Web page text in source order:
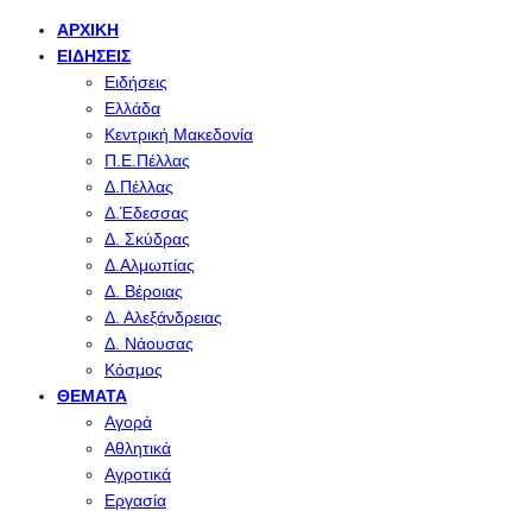
ΑΡΧΙΚΉ
ΕΙΔΉΣΕΙΣ
Ειδήσεις
Ελλάδα
Κεντρική Μακεδονία
Π.Ε.Πέλλας
Δ.Πέλλας
Δ.Έδεσσας
Δ. Σκύδρας
Δ.Αλμωπίας
Δ. Βέροιας
Δ. Αλεξάνδρειας
Δ. Νάουσας
Κόσμος
ΘΈΜΑΤΑ
Αγορά
Αθλητικά
Αγροτικά
Εργασία